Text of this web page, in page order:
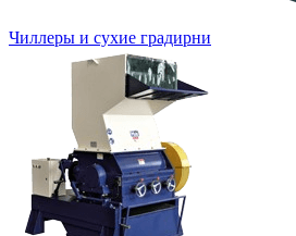
Чиллеры и сухие градирни